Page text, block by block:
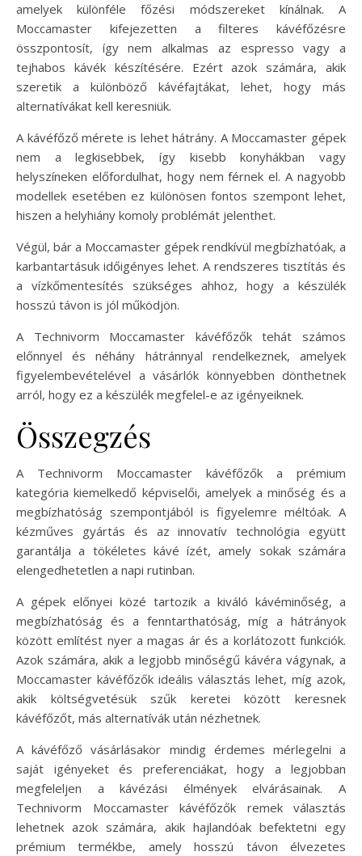
amelyek különféle főzési módszereket kínálnak. A
Moccamaster kifejezetten a filteres kávéfőzésre
összpontosít, így nem alkalmas az espresso vagy a
tejhabos kávék készítésére. Ezért azok számára, akik
szeretik a különböző kávéfajtákat, lehet, hogy más
alternatívákat kell keresniük.
A kávéfőző mérete is lehet hátrány. A Moccamaster gépek
nem a legkisebbek, így kisebb konyhákban vagy
helyszíneken előfordulhat, hogy nem férnek el. A nagyobb
modellek esetében ez különösen fontos szempont lehet,
hiszen a helyhiány komoly problémát jelenthet.
Végül, bár a Moccamaster gépek rendkívül megbízhatóak, a
karbantartásuk időigényes lehet. A rendszeres tisztítás és
a vízkőmentesítés szükséges ahhoz, hogy a készülék
hosszú távon is jól működjön.
A Technivorm Moccamaster kávéfőzők tehát számos
előnnyel és néhány hátránnyal rendelkeznek, amelyek
figyelembevételével a vásárlók könnyebben dönthetnek
arról, hogy ez a készülék megfelel-e az igényeiknek.
Összegzés
A Technivorm Moccamaster kávéfőzők a prémium
kategória kiemelkedő képviselői, amelyek a minőség és a
megbízhatóság szempontjából is figyelemre méltóak. A
kézműves gyártás és az innovatív technológia együtt
garantálja a tökéletes kávé ízét, amely sokak számára
elengedhetetlen a napi rutinban.
A gépek előnyei közé tartozik a kiváló kávéminőség, a
megbízhatóság és a fenntarthatóság, míg a hátrányok
között említést nyer a magas ár és a korlátozott funkciók.
Azok számára, akik a legjobb minőségű kávéra vágynak, a
Moccamaster kávéfőzők ideális választás lehet, míg azok,
akik költségvetésük szűk keretei között keresnek
kávéfőzőt, más alternatívák után nézhetnek.
A kávéfőző vásárlásakor mindig érdemes mérlegelni a
saját igényeket és preferenciákat, hogy a legjobban
megfeleljen a kávézási élmények elvárásainak. A
Technivorm Moccamaster kávéfőzők remek választás
lehetnek azok számára, akik hajlandóak befektetni egy
prémium termékbe, amely hosszú távon élvezetes